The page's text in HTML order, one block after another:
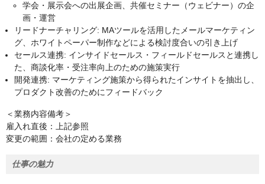
学会・展示会への出展企画、共催セミナー（ウェビナー）の企
画・運営
リードナーチャリング: MAツールを活用したメールマーケティン
グ、ホワイトペーパー制作などによる検討度合いの引き上げ
セールス連携: インサイドセールス・フィールドセールスと連携し
た、商談化率・受注率向上のための施策実行
開発連携: マーケティング施策から得られたインサイトを抽出し、
プロダクト改善のためにフィードバック
＜業務内容備考＞
雇入れ直後：上記参照
変更の範囲：会社の定める業務
仕事の魅力